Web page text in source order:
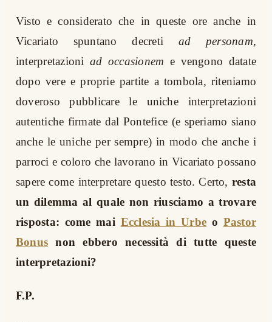
Visto e considerato che in queste ore anche in
Vicariato spuntano decreti ad personam,
interpretazioni ad occasionem e vengono datate
dopo vere e proprie partite a tombola, riteniamo
doveroso pubblicare le uniche interpretazioni
autentiche firmate dal Pontefice (e speriamo siano
anche le uniche per sempre) in modo che anche i
parroci e coloro che lavorano in Vicariato possano
sapere come interpretare questo testo. Certo, resta
un dilemma al quale non riusciamo a trovare
risposta: come mai Ecclesia in Urbe o Pastor
Bonus non ebbero necessità di tutte queste
interpretazioni?
F.P.